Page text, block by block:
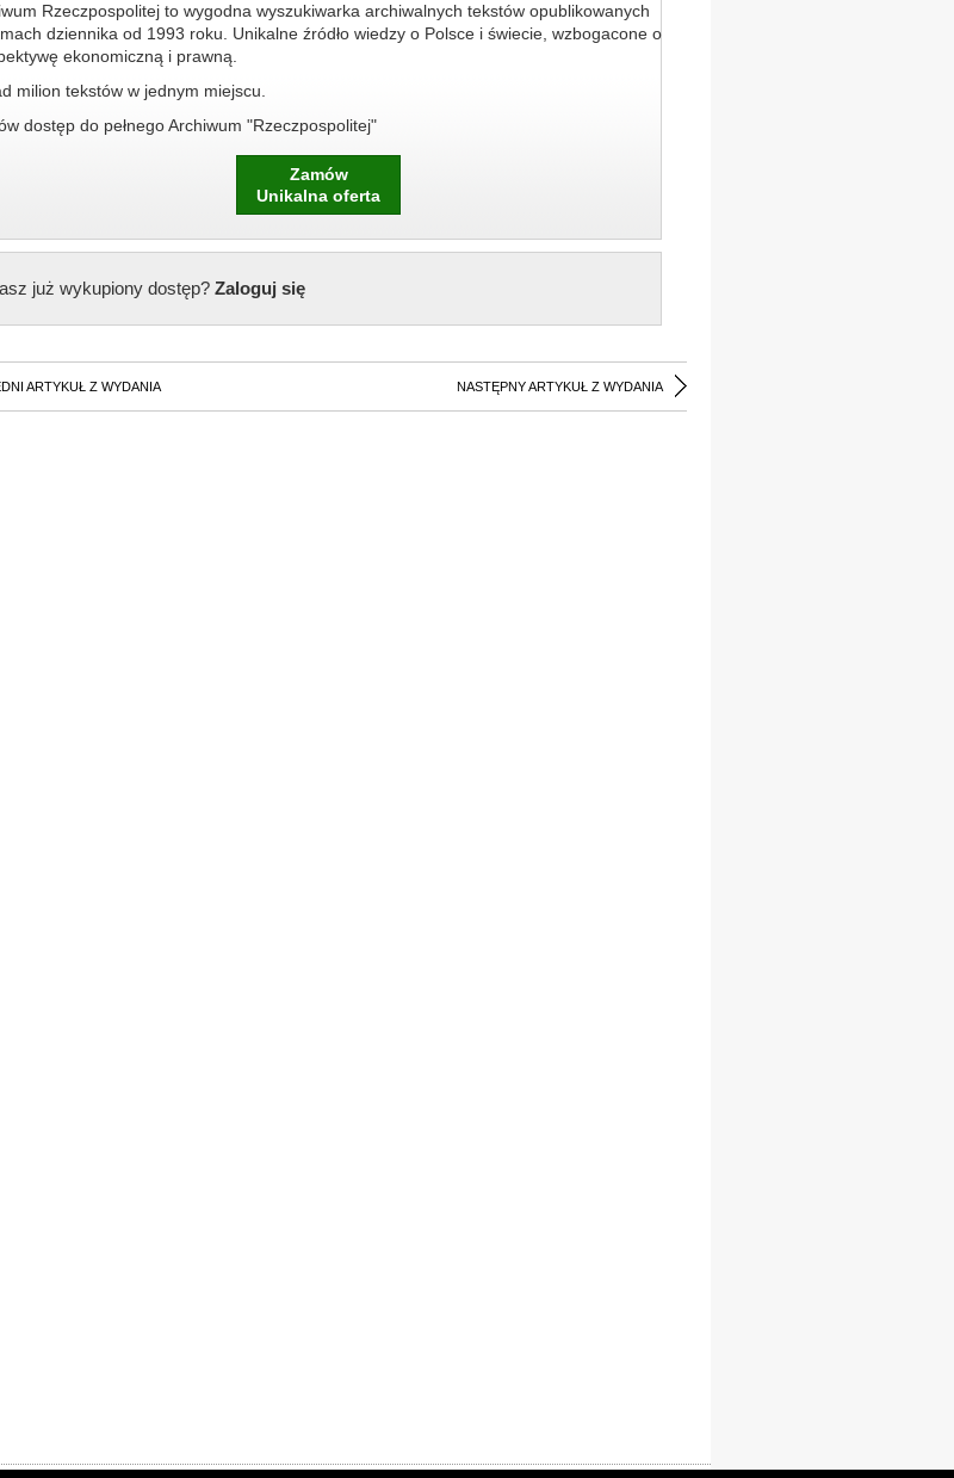
Rzeczpospolitej to wygodna wyszukiwarka archiwalnych tekstów opublikowanych
dziennika od 1993 roku. Unikalne źródło wiedzy o Polsce i świecie, wzbogacone o
ekonomiczną i prawną.
milion tekstów w jednym miejscu.
dostęp do pełnego Archiwum "Rzeczpospolitej"
Zamów
Unikalna oferta
już wykupiony dostęp?Zaloguj się
ARTYKUŁ Z WYDANIA NASTĘPNY ARTYKUŁ Z WYDANIA